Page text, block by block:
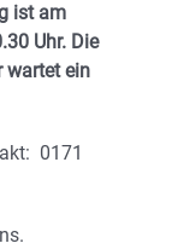
ist am
Uhr. Die
wartet ein
0171